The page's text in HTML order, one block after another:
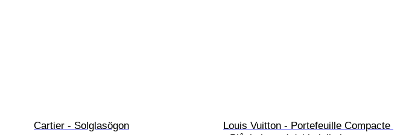
Cartier - Solglasögon
Louis Vuitton - Portefeuille Compacte